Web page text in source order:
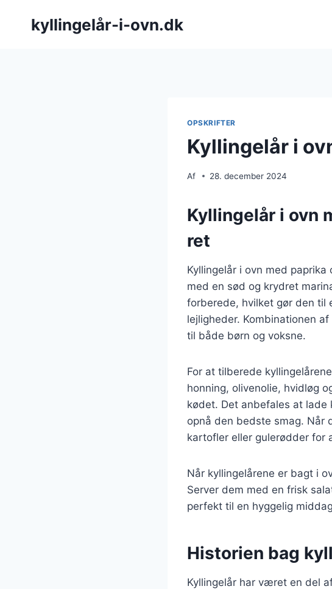
kyllingelår-i-ovn.dk
OPSKRIFTER
Kyllingelår i
Af 28. december 2024
Kyllingelår i ovn
ret
Kyllingelår i ovn med
med en sød og krydret
forberede, hvilket gør den
lejligheder. Kombinationen
til både børn og voksne.
For at tilberede
honning, olivenolie, hvidløg
kødet. Det anbefales at lade
opnå den bedste smag. Når
kartofler eller gulerødder for
Når kyllingelårene er bagt i
Server dem med en frisk
perfekt til en hyggelig
Historien bag
Kyllingelår har været en del